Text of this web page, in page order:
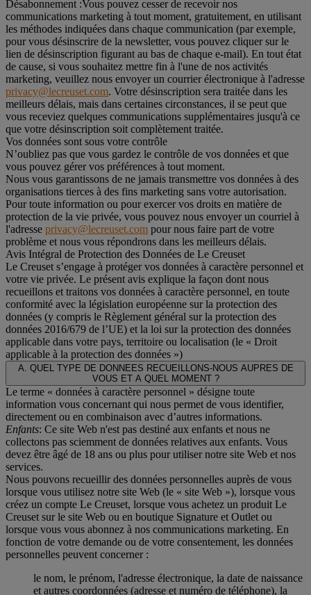
Désabonnement :Vous pouvez cesser de recevoir nos
communications marketing à tout moment, gratuitement, en utilisant
les méthodes indiquées dans chaque communication (par exemple,
pour vous désinscrire de la newsletter, vous pouvez cliquer sur le
lien de désinscription figurant au bas de chaque e-mail). En tout état
de cause, si vous souhaitez mettre fin à l'une de nos activités
marketing, veuillez nous envoyer un courrier électronique à l'adresse
privacy@lecreuset.com. Votre désinscription sera traitée dans les
meilleurs délais, mais dans certaines circonstances, il se peut que
vous receviez quelques communications supplémentaires jusqu'à ce
que votre désinscription soit complètement traitée.
Vos données sont sous votre contrôle
N’oubliez pas que vous gardez le contrôle de vos données et que
vous pouvez gérer vos préférences à tout moment.
Nous vous garantissons de ne jamais transmettre vos données à des
organisations tierces à des fins marketing sans votre autorisation.
Pour toute information ou pour exercer vos droits en matière de
protection de la vie privée, vous pouvez nous envoyer un courriel à
l'adresse privacy@lecreuset.com pour nous faire part de votre
problème et nous vous répondrons dans les meilleurs délais.
Avis Intégral de Protection des Données de Le Creuset
Le Creuset s’engage à protéger vos données à caractère personnel et
votre vie privée. Le présent avis explique la façon dont nous
recueillons et traitons vos données à caractère personnel, en toute
conformité avec la législation européenne sur la protection des
données (y compris le Règlement général sur la protection des
données 2016/679 de l’UE) et la loi sur la protection des données
applicable dans votre pays, territoire ou localisation (le « Droit
applicable à la protection des données »)
A. QUEL TYPE DE DONNEES RECUEILLONS-NOUS AUPRES DE
VOUS ET A QUEL MOMENT ?
Le terme « données à caractère personnel » désigne toute
information vous concernant qui nous permet de vous identifier,
directement ou en combinaison avec d’autres informations.
Enfants: Ce site Web n'est pas destiné aux enfants et nous ne
collectons pas sciemment de données relatives aux enfants. Vous
devez être âgé de 18 ans ou plus pour utiliser notre site Web et nos
services.
Nous pouvons recueillir des données personnelles auprès de vous
lorsque vous utilisez notre site Web (le « site Web »), lorsque vous
créez un compte Le Creuset, lorsque vous achetez un produit Le
Creuset sur le site Web ou en boutique Signature et Outlet ou
lorsque vous vous abonnez à nos communications marketing. En
fonction de votre demande ou de votre consentement, les données
personnelles peuvent concerner :
le nom, le prénom, l'adresse électronique, la date de naissance
et autres coordonnées (adresse et numéro de téléphone), la